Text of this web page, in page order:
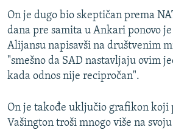
On je dugo bio skeptičan prema
dana pre samita u Ankari ponovo
Alijansu napisavši na društvenim
"smešno da SAD nastavljaju ovim
kada odnos nije recipročan".
On je takođe uključio grafikon koji
Vašington troši mnogo više na